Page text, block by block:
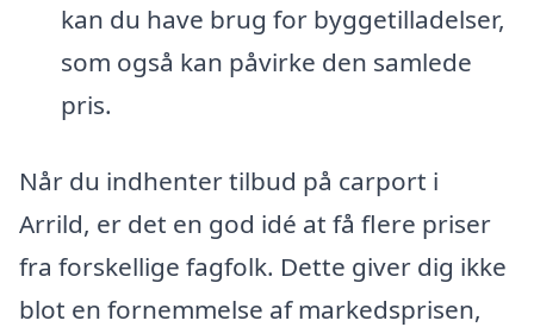
kan du have brug for byggetilladelser,
som også kan påvirke den samlede
pris.
Når du indhenter tilbud på carport i
Arrild, er det en god idé at få flere priser
fra forskellige fagfolk. Dette giver dig ikke
blot en fornemmelse af markedsprisen,